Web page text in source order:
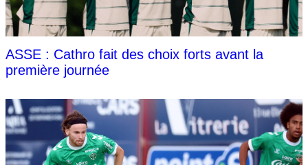
ASSE : Cathro fait des choix forts avant la
première journée